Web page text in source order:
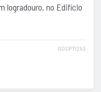
logradouro, no Edifício
GDSPT1293